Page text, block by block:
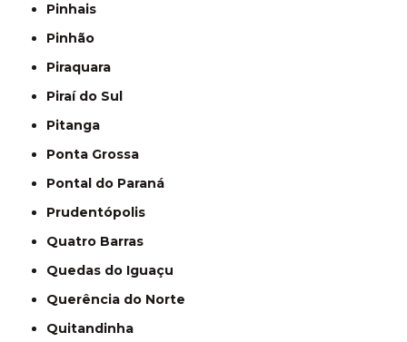
Pinhais
Pinhão
Piraquara
Piraí do Sul
Pitanga
Ponta Grossa
Pontal do Paraná
Prudentópolis
Quatro Barras
Quedas do Iguaçu
Querência do Norte
Quitandinha